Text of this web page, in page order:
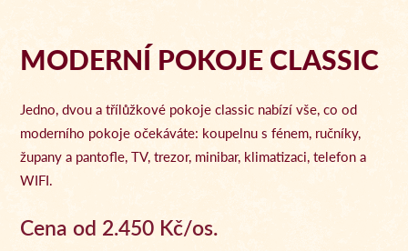
MODERNÍ POKOJE CLASSIC
Jedno, dvou a třílůžkové pokoje classic nabízí vše, co od
moderního pokoje očekáváte: koupelnu s fénem, ručníky,
župany a pantofle, TV, trezor, minibar, klimatizaci, telefon a
WIFI.
Cena od 2.450 Kč/os.